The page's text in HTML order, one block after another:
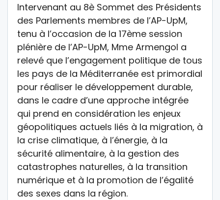
Intervenant au 8è Sommet des Présidents
des Parlements membres de l’AP-UpM,
tenu à l’occasion de la 17ème session
plénière de l’AP-UpM, Mme Armengol a
relevé que l’engagement politique de tous
les pays de la Méditerranée est primordial
pour réaliser le développement durable,
dans le cadre d’une approche intégrée
qui prend en considération les enjeux
géopolitiques actuels liés à la migration, à
la crise climatique, à l’énergie, à la
sécurité alimentaire, à la gestion des
catastrophes naturelles, à la transition
numérique et à la promotion de l’égalité
des sexes dans la région.